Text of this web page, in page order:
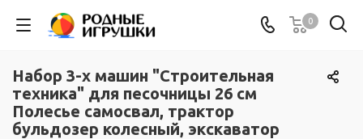
0
Набор 3-х машин "Строительная
техника" для песочницы 26 см
Полесье самосвал, трактор
бульдозер колесный, экскаватор